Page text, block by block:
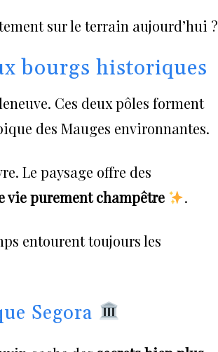
sur le terrain aujourd’hui ?
bourgs historiques
Ces deux pôles forment
des Mauges environnantes.
Le paysage offre des
vie purement champêtre .
entourent toujours les
Segora